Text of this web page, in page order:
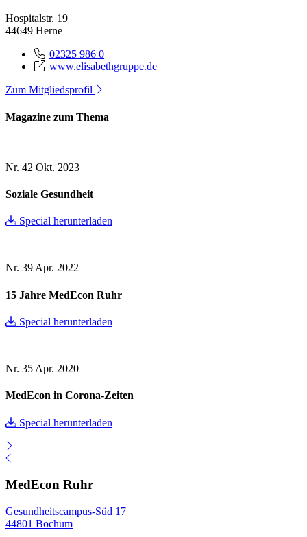
Hospitalstr. 19
44649 Herne
02325 986 0
www.elisabethgruppe.de
Zum Mitgliedsprofil
Magazine zum Thema
Nr. 42 Okt. 2023
Soziale Gesundheit
Special herunterladen
Nr. 39Apr. 2022
15 Jahre MedEcon Ruhr
Special herunterladen
Nr. 35 Apr. 2020
MedEcon in Corona-Zeiten
Special herunterladen
MedEcon Ruhr
Gesundheitscampus-Süd 17
44801 Bochum